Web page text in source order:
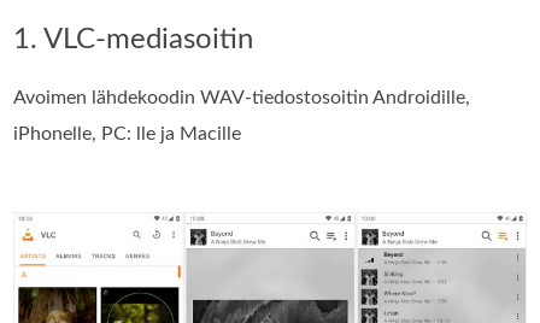
1. VLC-mediasoitin
Avoimen lähdekoodin WAV-tiedostosoitin Androidille,
iPhonelle, PC: lle ja Macille